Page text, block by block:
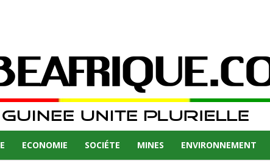
ECONOMIE SOCIÉTE MINES ENVIRONNEMENT